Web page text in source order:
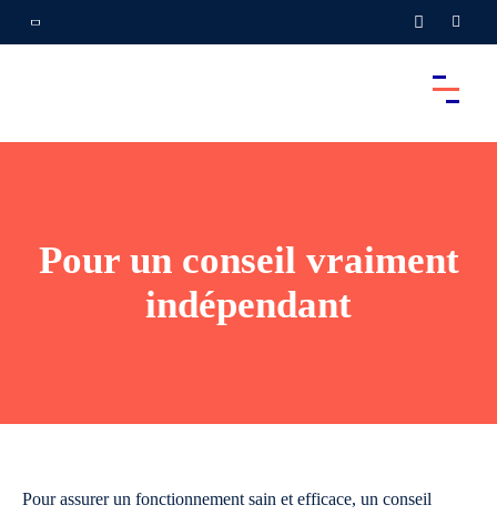
Pour un conseil vraiment
indépendant
Pour assurer un fonctionnement sain et efficace, un conseil